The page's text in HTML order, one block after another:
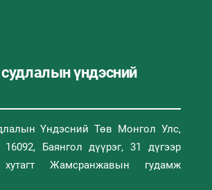
судлалын үндэсний
Үндэсний Төв Монгол Улс,
16092, Баянгол дүүрэг, 31 дүгээр
Жамсранжавын гудамж